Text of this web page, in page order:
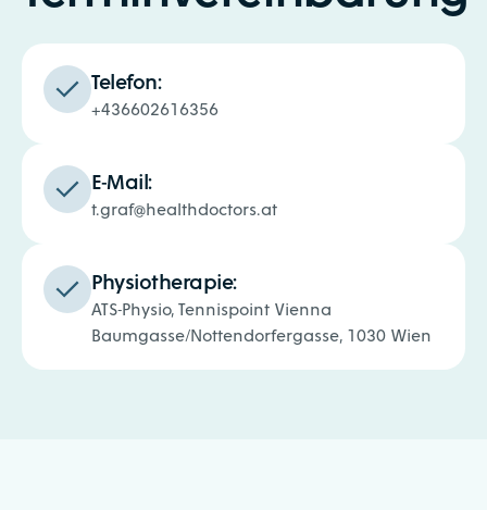
Telefon:
+436602616356
E-Mail:
t.graf@healthdoctors.at
Physiotherapie:
ATS-Physio, Tennispoint Vienna
Baumgasse/Nottendorfergasse, 1030 Wien